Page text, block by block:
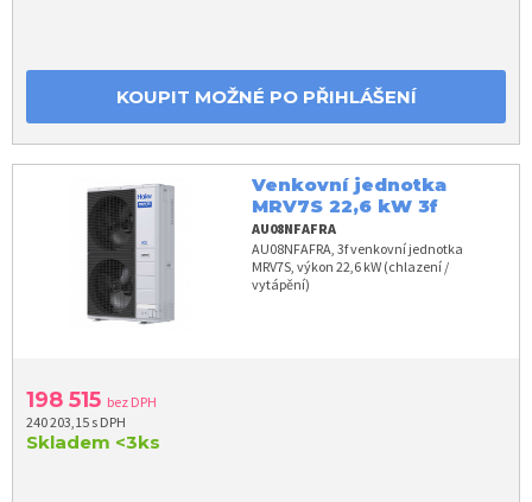
KOUPIT MOŽNÉ PO PŘIHLÁŠENÍ
Venkovní jednotka
MRV7S 22,6 kW 3f
AU08NFAFRA
AU08NFAFRA, 3f venkovní jednotka
MRV7S, výkon 22,6 kW (chlazení /
vytápění)
198 515 bez DPH
240 203,15 s DPH
Skladem <3ks